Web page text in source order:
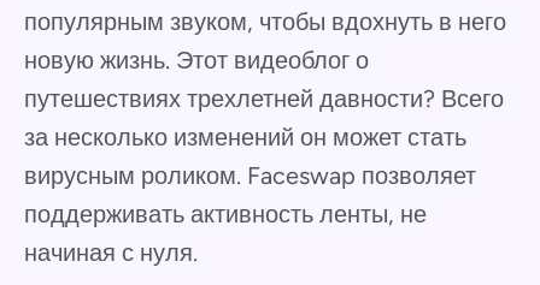
популярным звуком, чтобы вдохнуть в него
новую жизнь. Этот видеоблог о
путешествиях трехлетней давности? Всего
за несколько изменений он может стать
вирусным роликом. Faceswap позволяет
поддерживать активность ленты, не
начиная с нуля.